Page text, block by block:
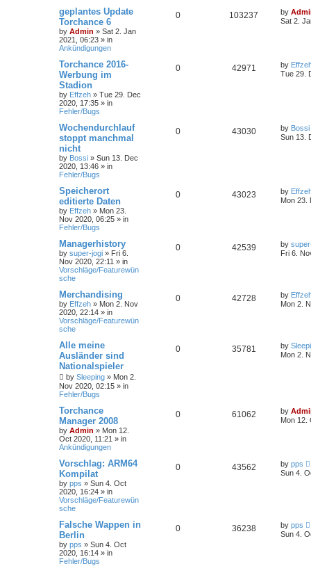
geplantes Update
Torchance 6
by Admin » Sat 2. Jan
2021, 06:23 » in
Ankündigungen
0 103237 by
Sat 2.
Torchance 2016-
Werbung im
Stadion
by Effzeh » Tue 29. Dec
2020, 17:35 » in
Fehler/Bugs
0 42971 by
Tue 29.
Wochendurchlauf
stoppt manchmal
nicht
by Bossi » Sun 13. Dec
2020, 13:46 » in
Fehler/Bugs
0 43030 by Bossi
Sun 13.
Speicherort
editierte Daten
by Effzeh » Mon 23.
Nov 2020, 06:25 » in
Fehler/Bugs
0 43023 by
Mon 23.
Managerhistory
by super-jogi » Fri 6.
Nov 2020, 22:11 » in
Vorschläge/Featurewün
sche
0 42539 by
Fri 6.
Merchandising
by Effzeh » Mon 2. Nov
2020, 22:14 » in
Vorschläge/Featurewün
sche
0 42728 by
Mon 2.
Alle meine
Ausländer sind
Nationalspieler
by Sleeping » Mon 2.
Nov 2020, 02:15 » in
Fehler/Bugs
0 35781 by
Mon 2.
Torchance
Manager 2008
by Admin » Mon 12.
Oct 2020, 11:21 » in
Ankündigungen
0 61062 by
Mon 12.
Vorschlag: ARM64
Kompilat
by pps » Sun 4. Oct
2020, 16:24 » in
Vorschläge/Featurewün
sche
0 43562 by pps
Sun 4.
Falsche Wappen in
Berlin
by pps » Sun 4. Oct
2020, 16:14 » in
Fehler/Bugs
0 36238 by pps
Sun 4.